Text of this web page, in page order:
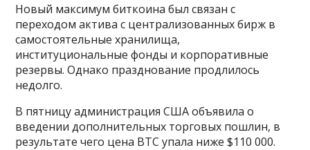
Новый максимум биткоина был связан с
переходом актива с централизованных бирж в
самостоятельные хранилища,
институциональные фонды и корпоративные
резервы. Однако празднование продлилось
недолго.
В пятницу администрация США объявила о
введении дополнительных торговых пошлин, в
результате чего цена BTC упала ниже $110 000.